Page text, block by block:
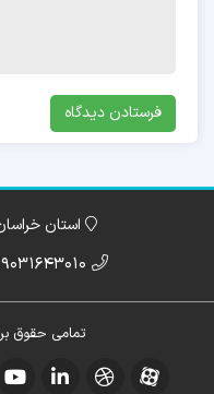
استان
تمامی حقوق